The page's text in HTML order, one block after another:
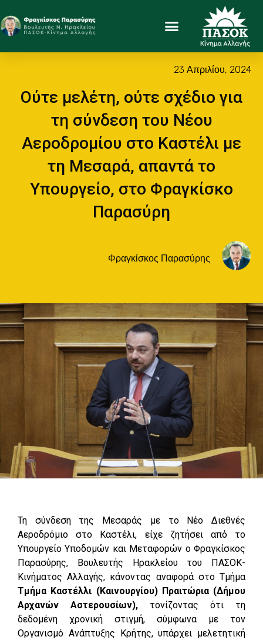
23 Απριλίου, 2024
Ούτε μελέτη, ούτε σχέδιο για
τη σύνδεση του Νέου
Αεροδρομίου στο Καστέλι με
τη Μεσαρά, απαντά το
Υπουργείο, στο Φραγκίσκο
Παρασύρη
Φραγκίσκος Παρασύρης
Τη σύνδεση της Μεσαράς με το Νέο Διεθνές
Αεροδρόμιο στο Καστέλι, είχε ζητήσει από το
Υπουργείο Υποδομών και Μεταφορών ο Φραγκίσκος
Παρασύρης, Βουλευτής Ηρακλείου του ΠΑΣΟΚ-
Κινήματος Αλλαγής, κάνοντας αναφορά στο Τμήμα
Τμήμα Καστέλλι (Καινουργίου) Πραιτώρια (Δήμου
Αρχανών Αστερουσίων), τονίζοντας ότι τη
δεδομένη χρονική στιγμή, σύμφωνα με τον
Οργανισμό Ανάπτυξης Κρήτης, υπάρχει μελετητική